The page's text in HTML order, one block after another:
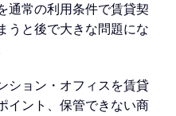
通常の利用条件で賃貸契
うと後で大きな問題にな
ション・オフィスを賃貸
イント、保管できない商